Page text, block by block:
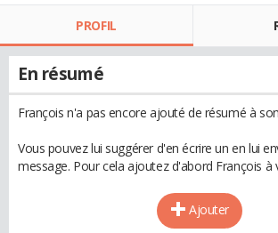
PROFIL
En résumé
François n'a pas encore ajouté de résumé à
Vous pouvez lui suggérer d'en écrire un en lui
message. Pour cela ajoutez d'abord François à
Ajouter